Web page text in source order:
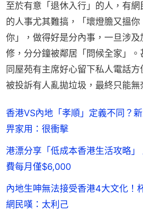
至於有意「退休入行」的人，有
的人事尤其難搞，「壞燈膽又搵你
你」，做得好是分內事，一旦涉
修，分分鐘被鄰居「問候全家」。
同屋苑有主席好心留下私人電話
被投訴有人亂拋垃圾，最終只能無
香港VS內地「孝順」定義不同？
畀家用：很衝擊
港漂分享「低成本香港生活攻略
費每月僅$6,000
內地生呻無法接受香港4大文化！
網民嘆：太利己